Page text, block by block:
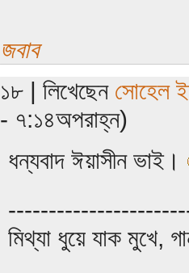
জবাব
১৮ | লিখেছেন সোহেল
- ৭:১৪অপরাহ্ন)
ধন্যবাদ ঈয়াসীন ভাই।
মিথ্যা ধুয়ে যাক মুখে,